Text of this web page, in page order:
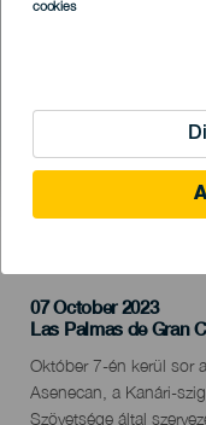
cookies
07 October 2023
Localidad
Las Palmas de Gran
Descripción
del
evento
Október 7-én kerül sor
Asenecan, a Kanári-
Szövetsége által